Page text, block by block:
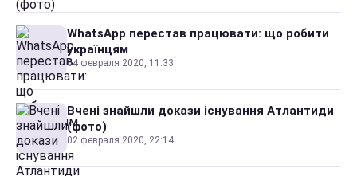
WhatsApp перестав працювати: що робити
українцям
04 февраля 2020, 11:33
Вчені знайшли докази існування Атлантиди
(фото)
02 февраля 2020, 22:14